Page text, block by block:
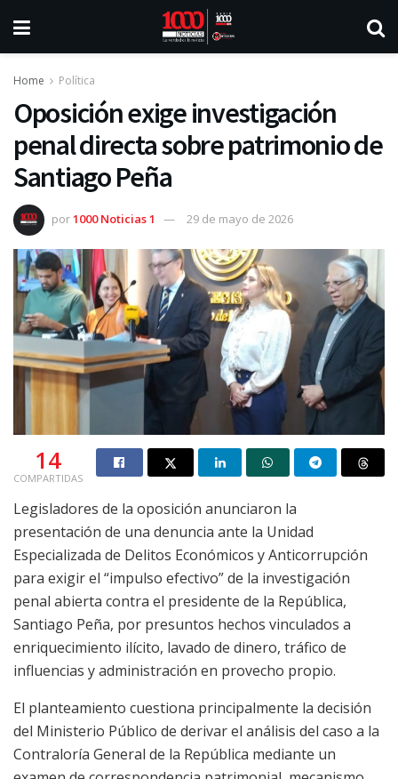
Home Política
Oposición exige investigación
penal directa sobre patrimonio de
Santiago Peña
por1000 Noticias 1 29 de mayo de 2026
14
COMPARTIDAS
Legisladores de la oposición anunciaron la
presentación de una denuncia ante la Unidad
Especializada de Delitos Económicos y Anticorrupción
para exigir el “impulso efectivo” de la investigación
penal abierta contra el presidente de la República,
Santiago Peña, por presuntos hechos vinculados a
enriquecimiento ilícito, lavado de dinero, tráfico de
influencias y administración en provecho propio.
El planteamiento cuestiona principalmente la decisión
del Ministerio Público de derivar el análisis del caso a la
Contraloría General de la República mediante un